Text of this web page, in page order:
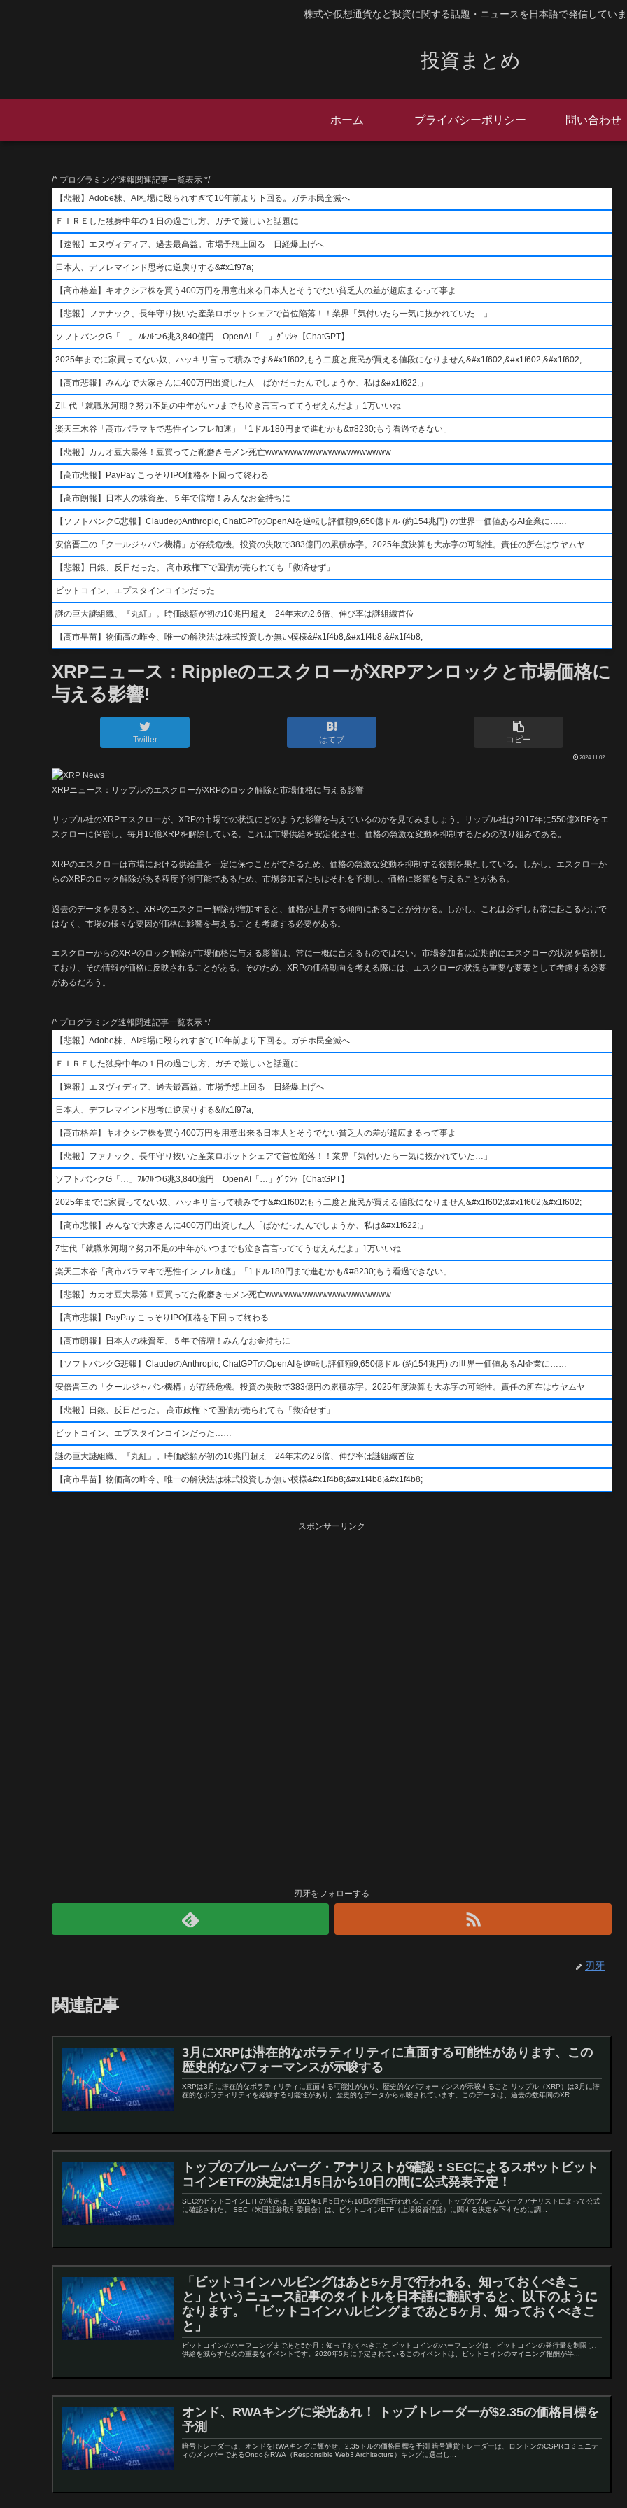
株式や仮想通貨など投資に関する話題・ニュースを日本語で発信してい
投資まとめ
ホーム プライバシーポリシー 問い合わせ
/* プログラミング速報関連記事一覧表示 */
【悲報】Adobe株、AI相場に殴られすぎて10年前より下回る。ガチホ民全滅へ
ＦＩＲＥした独身中年の１日の過ごし方、ガチで厳しいと話題に
【速報】エヌヴィディア、過去最高益。市場予想上回る 日経爆上げへ
日本人、デフレマインド思考に逆戻りする&#x1f97a;
【高市格差】キオクシア株を買う400万円を用意出来る日本人とそうでない貧乏人の差が超広まるって事よ
【悲報】ファナック、長年守り抜いた産業ロボットシェアで首位陥落！！業界「気付いたら一気に抜かれていた…」
ソフトバンクG「…」ﾌﾙﾌﾙつ6兆3,840億円 OpenAI「…」ｸﾞﾜｼｬ【ChatGPT】
2025年までに家買ってない奴、ハッキリ言って積みです&#x1f602;もう二度と庶民が買える値段になりません&#x1f602;&#x1f602;&#x1f602;
【高市悲報】みんなで大家さんに400万円出資した人「ばかだったんでしょうか、私は&#x1f622;」
Z世代「就職氷河期？努力不足の中年がいつまでも泣き言言っててうぜえんだよ」1万いいね
楽天三木谷「高市バラマキで悪性インフレ加速」「1ドル180円まで進むかも&#8230;もう看過できない」
【悲報】カカオ豆大暴落！豆買ってた靴磨きモメン死亡wwwwwwwwwwwwwwwwwwww
【高市悲報】PayPay こっそりIPO価格を下回って終わる
【高市朗報】日本人の株資産、５年で倍増！みんなお金持ちに
【ソフトバンクG悲報】ClaudeのAnthropic, ChatGPTのOpenAIを逆転し評価額9,650億ドル (約154兆円) の世界一価値あるAI企業に……
安倍晋三の「クールジャパン機構」が存続危機。投資の失敗で383億円の累積赤字。2025年度決算も大赤字の可能性。責任の所在はウヤムヤ
【悲報】日銀、反日だった。 高市政権下で国債が売られても「救済せず」
ビットコイン、エプスタインコインだった……
謎の巨大謎組織、『丸紅』。時価総額が初の10兆円超え 24年末の2.6倍、伸び率は謎組織首位
【高市早苗】物価高の昨今、唯一の解決法は株式投資しか無い模様&#x1f4b8;&#x1f4b8;&#x1f4b8;
XRPニュース：RippleのエスクローがXRPアンロックと市場価格に
与える影響!
Twitter はてブ コピー
2024.11.02
XRPニュース：リップルのエスクローがXRPのロック解除と市場価格に与える影響
リップル社のXRPエスクローが、XRPの市場での状況にどのような影響を与えているのかを見てみましょう。リップル社は2017年に550億XRPをエ
スクローに保管し、毎月10億XRPを解除している。これは市場供給を安定化させ、価格の急激な変動を抑制するための取り組みである。
XRPのエスクローは市場における供給量を一定に保つことができるため、価格の急激な変動を抑制する役割を果たしている。しかし、エスクローか
らのXRPのロック解除がある程度予測可能であるため、市場参加者たちはそれを予測し、価格に影響を与えることがある。
過去のデータを見ると、XRPのエスクロー解除が増加すると、価格が上昇する傾向にあることが分かる。しかし、これは必ずしも常に起こるわけで
はなく、市場の様々な要因が価格に影響を与えることも考慮する必要がある。
エスクローからのXRPのロック解除が市場価格に与える影響は、常に一概に言えるものではない。市場参加者は定期的にエスクローの状況を監視し
ており、その情報が価格に反映されることがある。そのため、XRPの価格動向を考える際には、エスクローの状況も重要な要素として考慮する必要
があるだろう。
/* プログラミング速報関連記事一覧表示 */
【悲報】Adobe株、AI相場に殴られすぎて10年前より下回る。ガチホ民全滅へ
ＦＩＲＥした独身中年の１日の過ごし方、ガチで厳しいと話題に
【速報】エヌヴィディア、過去最高益。市場予想上回る 日経爆上げへ
日本人、デフレマインド思考に逆戻りする&#x1f97a;
【高市格差】キオクシア株を買う400万円を用意出来る日本人とそうでない貧乏人の差が超広まるって事よ
【悲報】ファナック、長年守り抜いた産業ロボットシェアで首位陥落！！業界「気付いたら一気に抜かれていた…」
ソフトバンクG「…」ﾌﾙﾌﾙつ6兆3,840億円 OpenAI「…」ｸﾞﾜｼｬ【ChatGPT】
2025年までに家買ってない奴、ハッキリ言って積みです&#x1f602;もう二度と庶民が買える値段になりません&#x1f602;&#x1f602;&#x1f602;
【高市悲報】みんなで大家さんに400万円出資した人「ばかだったんでしょうか、私は&#x1f622;」
Z世代「就職氷河期？努力不足の中年がいつまでも泣き言言っててうぜえんだよ」1万いいね
楽天三木谷「高市バラマキで悪性インフレ加速」「1ドル180円まで進むかも&#8230;もう看過できない」
【悲報】カカオ豆大暴落！豆買ってた靴磨きモメン死亡wwwwwwwwwwwwwwwwwwww
【高市悲報】PayPay こっそりIPO価格を下回って終わる
【高市朗報】日本人の株資産、５年で倍増！みんなお金持ちに
【ソフトバンクG悲報】ClaudeのAnthropic, ChatGPTのOpenAIを逆転し評価額9,650億ドル (約154兆円) の世界一価値あるAI企業に……
安倍晋三の「クールジャパン機構」が存続危機。投資の失敗で383億円の累積赤字。2025年度決算も大赤字の可能性。責任の所在はウヤムヤ
【悲報】日銀、反日だった。 高市政権下で国債が売られても「救済せず」
ビットコイン、エプスタインコインだった……
謎の巨大謎組織、『丸紅』。時価総額が初の10兆円超え 24年末の2.6倍、伸び率は謎組織首位
【高市早苗】物価高の昨今、唯一の解決法は株式投資しか無い模様&#x1f4b8;&#x1f4b8;&#x1f4b8;
スポンサーリンク
刃牙をフォローする
刃牙
関連記事
3月にXRPは潜在的なボラティリティに直面する可能性があります、この
歴史的なパフォーマンスが示唆する
XRPは3月に潜在的なボラティリティに直面する可能性があり、歴史的なパフォーマンスが示唆すること リップル（XRP）は3月に潜
在的なボラティリティを経験する可能性があり、歴史的なデータから示唆されています。このデータは、過去の数年間のXR...
トップのブルームバーグ・アナリストが確認：SECによるスポットビット
コインETFの決定は1月5日から10日の間に公式発表予定！
SECのビットコインETFの決定は、2021年1月5日から10日の間に行われることが、トップのブルームバーグアナリストによって公式
に確認された。 SEC（米国証券取引委員会）は、ビットコインETF（上場投資信託）に関する決定を下すために調...
「ビットコインハルビングはあと5ヶ月で行われる、知っておくべきこ
と」というニュース記事のタイトルを日本語に翻訳すると、以下のように
なります。 「ビットコインハルビングまであと5ヶ月、知っておくべきこ
と」
ビットコインのハーフニングまであと5か月：知っておくべきこと ビットコインのハーフニングは、ビットコインの発行量を制限し、
供給を減らすための重要なイベントです。2020年5月に予定されているこのイベントは、ビットコインのマイニング報酬が半...
オンド、RWAキングに栄光あれ！ トップトレーダーが$2.35の価格目標を
予測
暗号トレーダーは、オンドをRWAキングに輝かせ、2.35ドルの価格目標を予測 暗号通貨トレーダーは、ロンドンのCSPRコミュニテ
ィのメンバーであるOndoをRWA（Responsible Web3 Architecture）キングに選出し...